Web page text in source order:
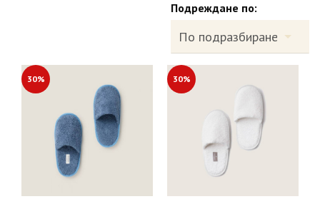
Подреждане по:
30% 30%